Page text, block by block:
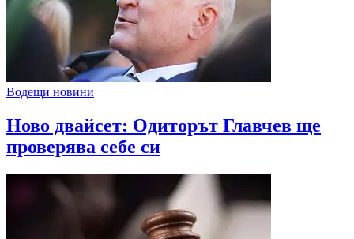
Водещи новини
Ново двайсет: Одиторът Главчев ще
проверява себе си